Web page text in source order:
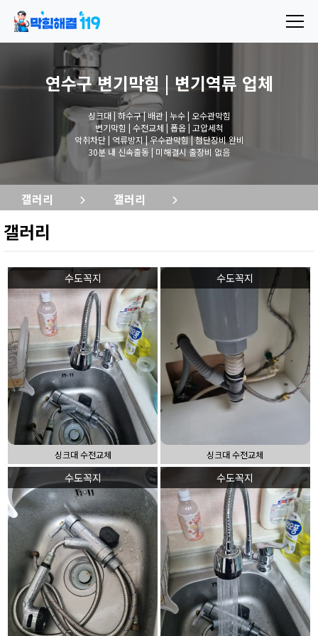
연수구 변기막힘 | 변기역류 업체
싱크대 | 하수구 | 배관 | 누수 | 오수관막힘
변기막힘 | 수전교체 | 폽옵 | 고압세척
악취차단 | 역류방지 | 우수관막힘 | 첨단장비 완비
30분 내 신속출동 | 미해결시 출장비 없음
갤러리 갤러리
갤러리
수도꼭지
싱크대 수전교체
수도꼭지
싱크대 수전교체
수도꼭지 수도꼭지